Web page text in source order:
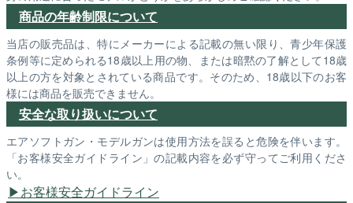
商品の年齢制限について
当店の販売品は、特にメーカーによる記載の無い限り、青少年保護
条例等に定められる18歳以上用の物、または暗黙の了解として18歳
以上の方を対象とされている商品です。そのため、18歳以下のお客
様には商品を販売できません。
安全な取り扱いについて
エアソフトガン・モデルガンは使用方法を誤ると危険を伴います。
「お客様安全ガイドライン」の記載内容を必ず守ってご利用くださ
い。
お客様安全ガイドライン